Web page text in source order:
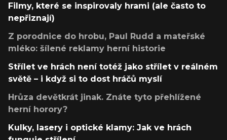
Filmy, které se inspirovaly hrami (ale často to
nepřiznají)
Z porodnice do hrobu, Paul Rudd a mateřské
mléko: šílené reklamy herní historie
Střílet ve hrách není totéž jako střílet v reálném
světě – i když si to dost hráčů myslí
Hrůza devětkrát jinak. Znáte tyto přehlížené
herní horory?
Kulky, lasery i optické klamy: Jak ve hrách